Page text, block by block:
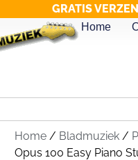
GRATIS
Home
Home/ Bladmuziek/
Opus 100 Easy Piano